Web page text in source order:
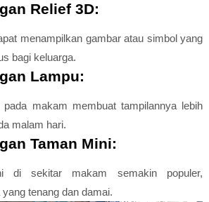
Relief 3D:
menampilkan gambar atau simbol yang
bagi keluarga.
Lampu:
pada makam membuat tampilannya lebih
malam hari.
Taman Mini:
di sekitar makam semakin populer,
tenang dan damai.